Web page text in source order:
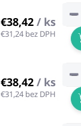
€38,42 / ks
€31,24 bez DPH
−
€38,42 / ks
€31,24 bez DPH
−